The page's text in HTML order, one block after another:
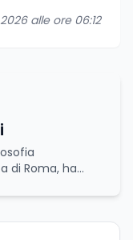
alle ore 06:12
di Roma, ha
e una laurea